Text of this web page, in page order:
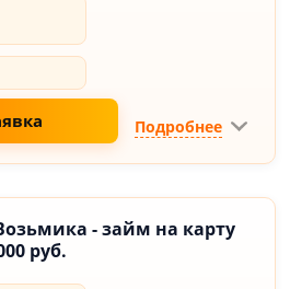
Подробнее
- займ на карту
руб.